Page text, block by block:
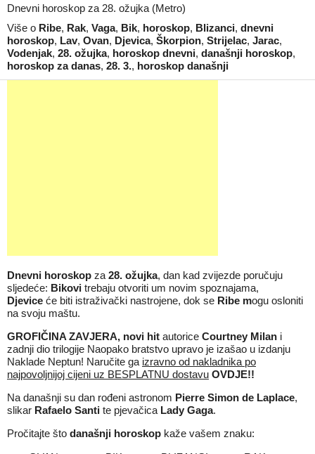
Dnevni horoskop za 28. ožujka (Metro)
Više o Ribe, Rak, Vaga, Bik, horoskop, Blizanci, dnevni
horoskop, Lav, Ovan, Djevica, Škorpion, Strijelac, Jarac,
Vodenjak, 28. ožujka, horoskop dnevni, današnji horoskop,
horoskop za danas, 28. 3., horoskop današnji
Dnevni horoskop za 28. ožujka, dan kad zvijezde poručuju
sljedeće: Bikovi trebaju otvoriti um novim spoznajama,
Djevice će biti istraživački nastrojene, dok se Ribe mogu osloniti
na svoju maštu.
GROFIČINA ZAVJERA, novi hit autorice Courtney Milan i
zadnji dio trilogije Naopako bratstvo upravo je izašao u izdanju
Naklade Neptun! Naručite ga izravno od nakladnika po
najpovoljnijoj cijeni uz BESPLATNU dostavu OVDJE!!
Na današnji su dan rođeni astronom Pierre Simon de Laplace,
slikar Rafaelo Santi te pjevačica Lady Gaga.
Pročitajte što današnji horoskop kaže vašem znaku: